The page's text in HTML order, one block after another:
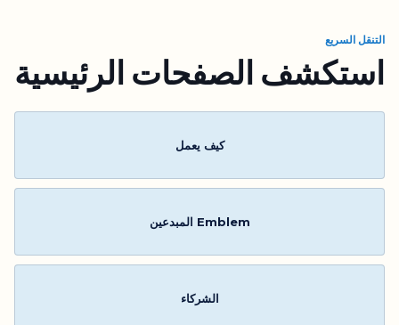
التنقل السريع
استكشف الصفحات الرئيسية
كيف يعمل
Emblem المبدعين
الشركاء